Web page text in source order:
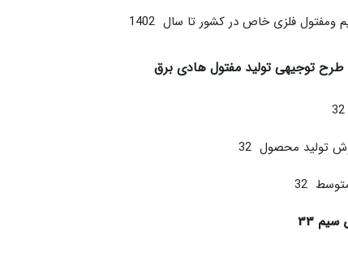
توجیهی تولید مفتول هادی برق
33